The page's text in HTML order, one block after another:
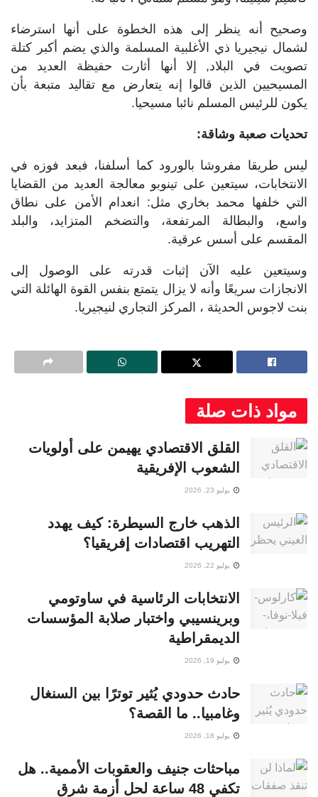
وصحيح أنه ينظر إلى هذه الخطوة على أنها استرضاء
لشمال نيجيريا ذي الأغلبية المسلمة والذي يضم أكبر كتلة
تصويت في البلاد, إلا أنها أثارت حفيظة العديد من
المسيحيين الذين قالوا إنه يتعارض مع تقاليد متبعة بأن
يكون للرئيس المسلم نائبا مسيحيا.
تحديات صعبة وشاقة:
ليس طريقا مفروشا بالورود كما أسلفنا، فبعد فوزه في
الانتخابات، سيتعين على تينوبو معالجة العديد من القضايا
التي خلفها محمد بخاري مثل: انعدام الأمن على نطاق
واسع، والبطالة المرتفعة، والتضخم المتزايد، والبلد
المقسم على أسس عرقية.
وسيتعين عليه الآن إثبات قدرته على الوصول إلى
الانجازات سريعًا وأنه لا يزال يتمتع بنفس القوة الهائلة التي
بنت لاجوس الحديثة ، المركز التجاري لنيجيريا.
مواد ذات صلة
القلق الاقتصادي يهيمن على أولويات
الشعوب الإفريقية
يوليو 23, 2026
الذهب خارج السيطرة: كيف يهدد
التهريب اقتصادات إفريقيا؟
يوليو 22, 2026
الانتخابات الرئاسية في ساوتومي
وبرينسيبي واختبار صلابة المؤسسات
الديمقراطية
يوليو 19, 2026
حادث حدودي يُثير توترًا بين السنغال
وغامبيا.. ما القصة؟
يوليو 18, 2026
مباحثات جنيف والعقوبات الأممية.. هل
تكفي 48 ساعة لحل أزمة شرق